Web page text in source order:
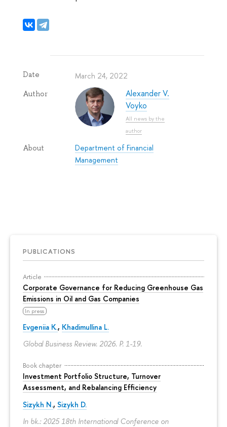
PUBLICATIONS
Article
Corporate Governance for Reducing Greenhouse Gas
Emissions in Oil and Gas Companies
In press
Evgeniia K., Khadimullina L.
Global Business Review. 2026. P. 1-19.
Book chapter
Investment Portfolio Structure, Turnover
Assessment, and Rebalancing Efficiency
Sizykh N., Sizykh D.
In bk.: 2025 18th International Conference on
Date March 24, 2022
Author
Alexander V.
Voyko
All news by the
author
About
Department of Financial
Management